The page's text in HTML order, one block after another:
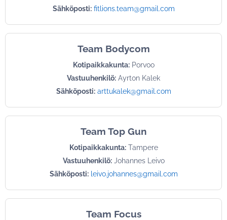
Sähköposti: fitlions.team@gmail.com
Team Bodycom
Kotipaikkakunta:Porvoo
Vastuuhenkilö: Ayrton Kalek
Sähköposti: arttukalek@gmail.com
Team Top Gun
Kotipaikkakunta:Tampere
Vastuuhenkilö:Johannes Leivo
Sähköposti: leivo.johannes@gmail.com
Team Focus